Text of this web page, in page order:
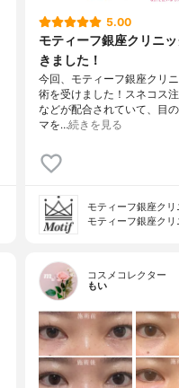
5.00
モティーフ銀座クリニ
きました！
今回、モティーフ銀座クリ
術を受けました！スネコス
などが配合されていて、目
マを…続きを見る
モティーフ銀座ク
モティーフ銀座クリ
コスメコレクター
もい